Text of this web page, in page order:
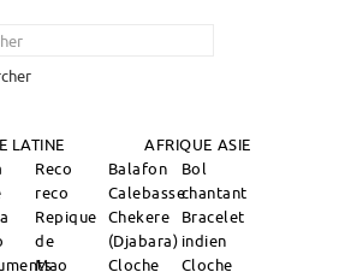
LATINE AFRIQUE ASIE
Reco
reco
Repique
de
Mao
Balafon
Calebasse
Chekere
(Djabara)
Cloche
Bol
chantant
Bracelet
indien
Cloche